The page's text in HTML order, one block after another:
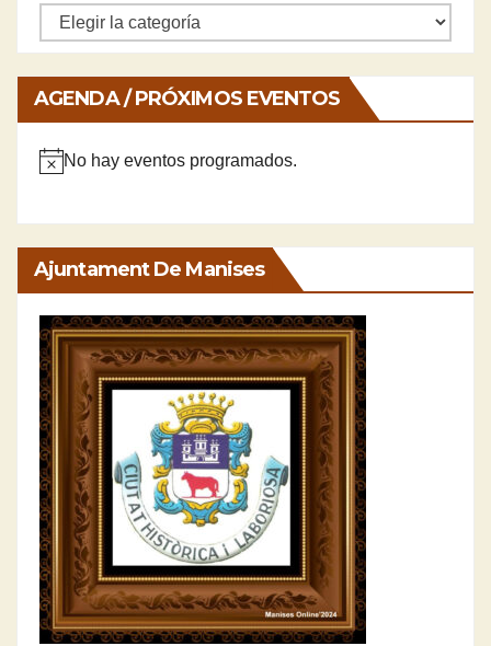
Categorías
AGENDA / PRÓXIMOS EVENTOS
A
s
No hay eventos programados.
Ajuntament De Manises